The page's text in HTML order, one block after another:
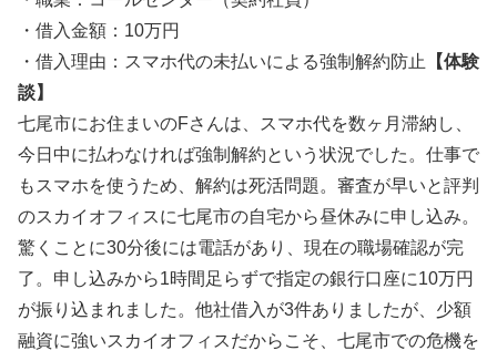
・借入金額：10万円
・借入理由：スマホ代の未払いによる強制解約防止
【体験
談】
七尾市にお住まいのFさんは、スマホ代を数ヶ月滞納し、
今日中に払わなければ強制解約という状況でした。仕事で
もスマホを使うため、解約は死活問題。審査が早いと評判
のスカイオフィスに七尾市の自宅から昼休みに申し込み。
驚くことに30分後には電話があり、現在の職場確認が完
了。申し込みから1時間足らずで指定の銀行口座に10万円
が振り込まれました。他社借入が3件ありましたが、少額
融資に強いスカイオフィスだからこそ、七尾市での危機を